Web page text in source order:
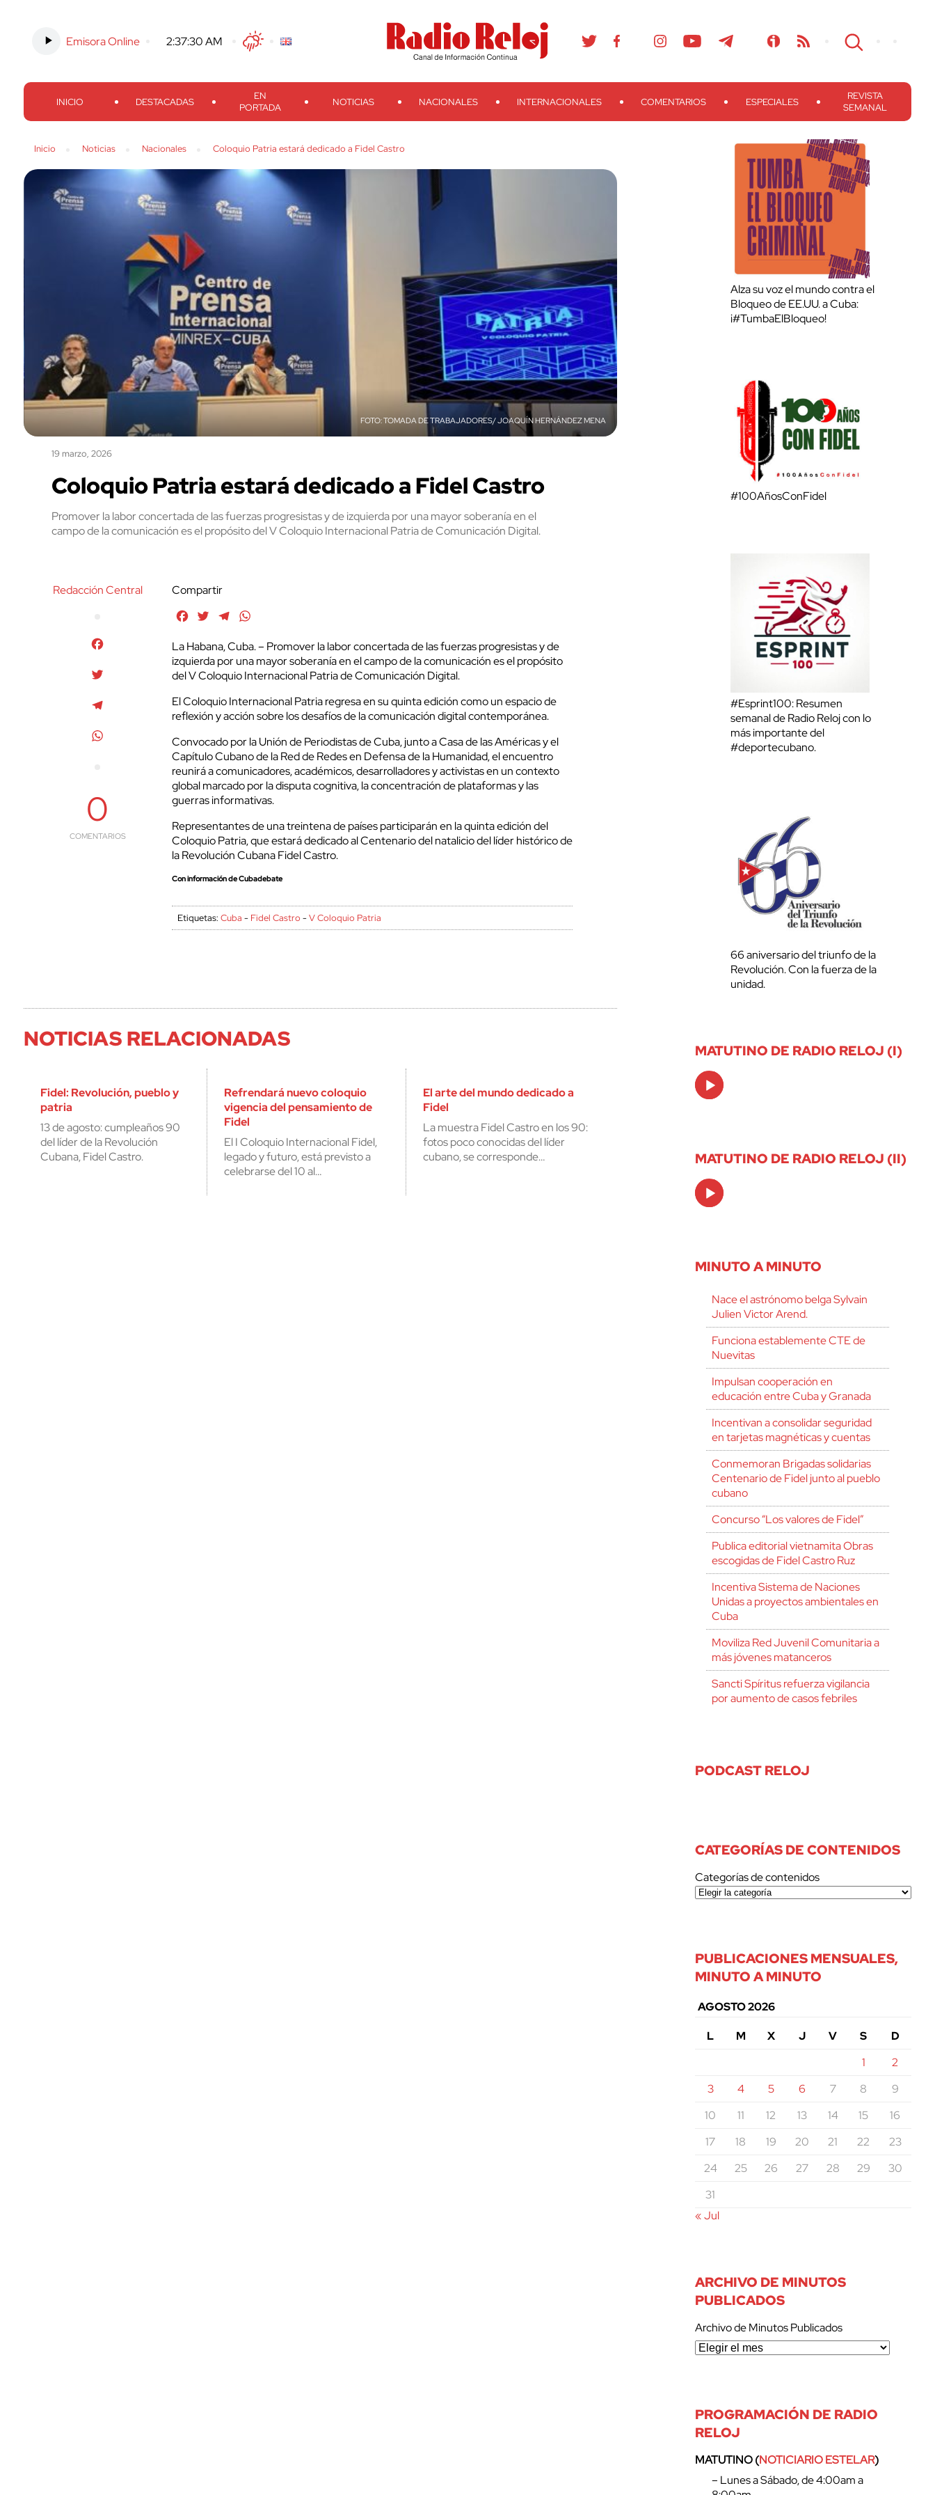
Emisora Online -2:37:31 AM TwitterFacebook
Threads
Instagram TelegramTeveo Ivoox RSS Search
INICIO DESTACADAS
EN
PORTADA
NOTICIAS NACIONALES INTERNACIONALES COMENTARIOS ESPECIALES
REVISTA
SEMANAL
Inicio Noticias Nacionales Coloquio Patria estará dedicado a Fidel Castro
TOMADA DE TRABAJADORES/ JOAQUÍN HERNÁNDEZ MENA
19 marzo, 2026
Coloquio Patria estará dedicado a Fidel Castro
Promover la labor concertada de las fuerzas progresistas y de izquierda por una mayor soberanía en el
campo de la comunicación es el propósito del V Coloquio Internacional Patria de Comunicación Digital.
Redacción Central
0
COMENTARIOS
Compartir
FacebookTwitterTelegram
La Habana, Cuba. – Promover la labor concertada de las fuerzas progresistas y de
izquierda por una mayor soberanía en el campo de la comunicación es el propósito
del V Coloquio Internacional Patria de Comunicación Digital.
El Coloquio Internacional Patria regresa en su quinta edición como un espacio de
reflexión y acción sobre los desafíos de la comunicación digital contemporánea.
Convocado por la Unión de Periodistas de Cuba, junto a Casa de las Américas y el
Capítulo Cubano de la Red de Redes en Defensa de la Humanidad, el encuentro
reunirá a comunicadores, académicos, desarrolladores y activistas en un contexto
global marcado por la disputa cognitiva, la concentración de plataformas y las
guerras informativas.
Representantes de una treintena de países participarán en la quinta edición del
Coloquio Patria, que estará dedicado al Centenario del natalicio del líder histórico de
la Revolución Cubana Fidel Castro.
Con información de Cubadebate
Etiquetas:Cuba - Fidel Castro -V Coloquio Patria
NOTICIAS RELACIONADAS
Fidel: Revolución, pueblo y
patria
13 de agosto: cumpleaños 90
del líder de la Revolución
Cubana, Fidel Castro.
Refrendará nuevo coloquio
vigencia del pensamiento de
Fidel
El I Coloquio Internacional Fidel,
legado y futuro, está previsto a
celebrarse del 10 al…
El arte del mundo dedicado a
Fidel
La muestra Fidel Castro en los 90:
fotos poco conocidas del líder
cubano, se corresponde…
Alza su voz el mundo contra el
Bloqueo de EE.UU. a Cuba:
¡#TumbaElBloqueo!
#100AñosConFidel
#Esprint100: Resumen
semanal de Radio Reloj con lo
más importante del
#deportecubano.
66 aniversario del triunfo de la
Revolución. Con la fuerza de la
unidad.
MATUTINO DE RADIO RELOJ (I)
Audio
Player
MATUTINO DE RADIO RELOJ (II)
Audio
Player
MINUTO A MINUTO
Nace el astrónomo belga Sylvain
Julien Victor Arend.
Funciona establemente CTE de
Nuevitas
Impulsan cooperación en
educación entre Cuba y Granada
Incentivan a consolidar seguridad
en tarjetas magnéticas y cuentas
Conmemoran Brigadas solidarias
Centenario de Fidel junto al pueblo
cubano
Concurso “Los valores de Fidel”
Publica editorial vietnamita Obras
escogidas de Fidel Castro Ruz
Incentiva Sistema de Naciones
Unidas a proyectos ambientales en
Cuba
Moviliza Red Juvenil Comunitaria a
más jóvenes matanceros
Sancti Spíritus refuerza vigilancia
por aumento de casos febriles
PODCAST RELOJ
CATEGORÍAS DE CONTENIDOS
Categorías de contenidos
PUBLICACIONES MENSUALES,
MINUTO A MINUTO
AGOSTO 2026
L
M X J V S
D
1
2
3
4 5 6 7 8
9
10
11 12 13 14 15
16
17
18 19 20 21 22
23
24
25 26 27 28 29
30
31
« Jul
ARCHIVO DE MINUTOS
PUBLICADOS
Archivo de Minutos Publicados
PROGRAMACIÓN DE RADIO
RELOJ
MATUTINO (NOTICIARIO ESTELAR)
– Lunes a Sábado, de 4:00am a